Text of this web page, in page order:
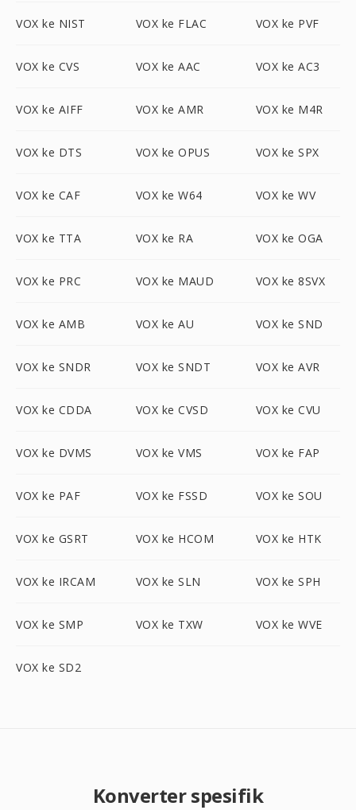
VOX ke NIST VOX ke FLAC VOX ke PVF
VOX ke CVS VOX ke AAC VOX ke AC3
VOX ke AIFF VOX ke AMR VOX ke M4R
VOX ke DTS VOX ke OPUS VOX ke SPX
VOX ke CAF VOX ke W64 VOX ke WV
VOX ke TTA VOX ke RA VOX ke OGA
VOX ke PRC VOX ke MAUD VOX ke 8SVX
VOX ke AMB VOX ke AU VOX ke SND
VOX ke SNDR VOX ke SNDT VOX ke AVR
VOX ke CDDA VOX ke CVSD VOX ke CVU
VOX ke DVMS VOX ke VMS VOX ke FAP
VOX ke PAF VOX ke FSSD VOX ke SOU
VOX ke GSRT VOX ke HCOM VOX ke HTK
VOX ke IRCAM VOX ke SLN VOX ke SPH
VOX ke SMP VOX ke TXW VOX ke WVE
VOX ke SD2
Konverter spesifik